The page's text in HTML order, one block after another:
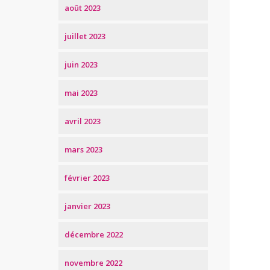
août 2023
juillet 2023
juin 2023
mai 2023
avril 2023
mars 2023
février 2023
janvier 2023
décembre 2022
novembre 2022